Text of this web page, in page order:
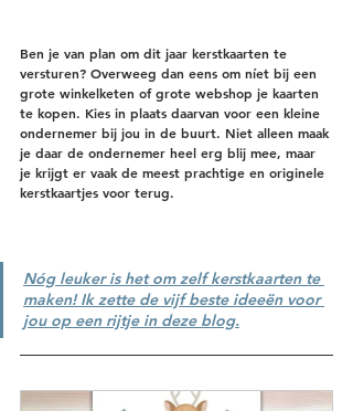
Ben je van plan om dit jaar kerstkaarten te
versturen? Overweeg dan eens om níet bij een
grote winkelketen of grote webshop je kaarten
te kopen. Kies in plaats daarvan voor een kleine
ondernemer bij jou in de buurt. Niet alleen maak
je daar de ondernemer heel erg blij mee, maar
je krijgt er vaak de meest prachtige en originele
kerstkaartjes voor terug.
Nóg leuker is het om zelf kerstkaarten te
maken! Ik zette de vijf beste ideeën voor
jou op een rijtje in deze blog.